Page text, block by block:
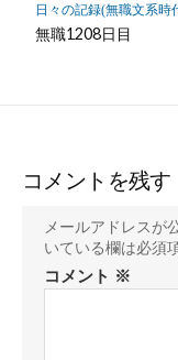
日々の記録(無職文系時
無職1208日目
コメントを残す
メールアドレスが
いている欄は必須
コメント ※